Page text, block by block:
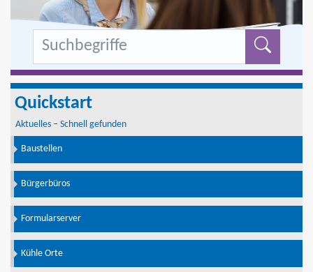
Quickstart
Aktuelles – Schnell gefunden
Baustellen
Bürgerbüros
Formularserver
Kühle Orte